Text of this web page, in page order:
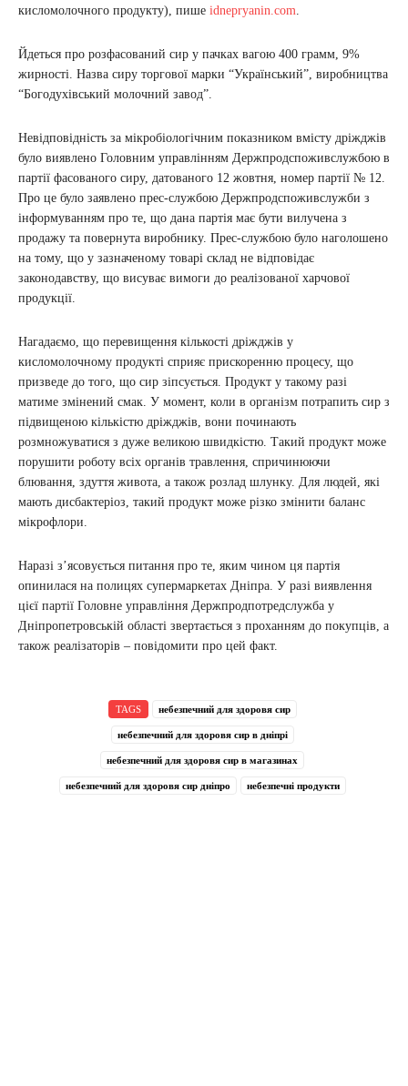
кисломолочного продукту), пише idnepryanin.com.
Йдеться про розфасований сир у пачках вагою 400 грамм, 9%
жирності. Назва сиру торгової марки “Український”, виробництва
“Богодухівський молочний завод”.
Невідповідність за мікробіологічним показником вмісту дріжджів
було виявлено Головним управлінням Держпродспоживслужбою в
партії фасованого сиру, датованого 12 жовтня, номер партії № 12.
Про це було заявлено прес-службою Держпродспоживслужби з
інформуванням про те, що дана партія має бути вилучена з
продажу та повернута виробнику. Прес-службою було наголошено
на тому, що у зазначеному товарі склад не відповідає
законодавству, що висуває вимоги до реалізованої харчової
продукції.
Нагадаємо, що перевищення кількості дріжджів у
кисломолочному продукті сприяє прискоренню процесу, що
призведе до того, що сир зіпсується. Продукт у такому разі
матиме змінений смак. У момент, коли в організм потрапить сир з
підвищеною кількістю дріжджів, вони починають
розмножуватися з дуже великою швидкістю. Такий продукт може
порушити роботу всіх органів травлення, спричинюючи
блювання, здуття живота, а також розлад шлунку. Для людей, які
мають дисбактеріоз, такий продукт може різко змінити баланс
мікрофлори.
Наразі з’ясовується питання про те, яким чином ця партія
опинилася на полицях супермаркетах Дніпра. У разі виявлення
цієї партії Головне управління Держпродпотредслужба у
Дніпропетровській області звертається з проханням до покупців, а
також реалізаторів – повідомити про цей факт.
TAGS небезпечний для здоровя сир
небезпечний для здоровя сир в дніпрі
небезпечний для здоровя сир в магазинах
небезпечний для здоровя сир дніпро небезпечні продукти